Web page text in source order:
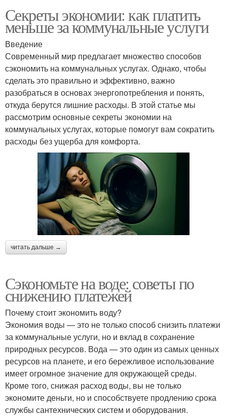
Секреты экономии: как платить
меньше за коммунальные услуги
Введение
Современный мир предлагает множество способов
сэкономить на коммунальных услугах. Однако, чтобы
сделать это правильно и эффективно, важно
разобраться в основах энергопотребления и понять,
откуда берутся лишние расходы. В этой статье мы
рассмотрим основные секреты экономии на
коммунальных услугах, которые помогут вам сократить
расходы без ущерба для комфорта.
читать дальше →
Сэкономьте на воде: советы по
снижению платежей
Почему стоит экономить воду?
Экономия воды — это не только способ снизить платежи
за коммунальные услуги, но и вклад в сохранение
природных ресурсов. Вода — это один из самых ценных
ресурсов на планете, и его бережливое использование
имеет огромное значение для окружающей среды.
Кроме того, снижая расход воды, вы не только
экономите деньги, но и способствуете продлению срока
службы сантехнических систем и оборудования.